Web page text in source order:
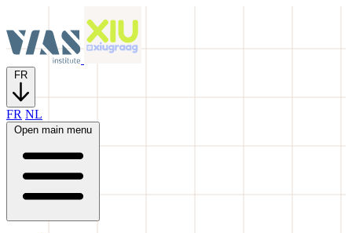
FR
FR NL
Open main menu